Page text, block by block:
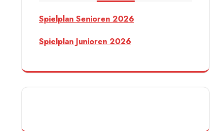
Spielplan Senioren 2026
Spielplan Junioren 2026